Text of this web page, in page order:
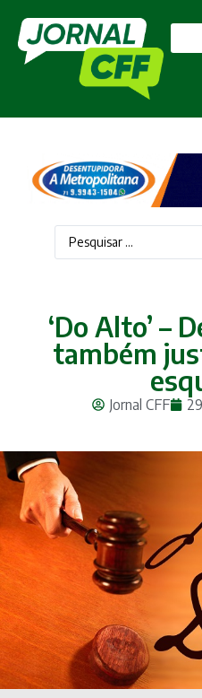
‘Do Alto’ –
também
Jornal CFF